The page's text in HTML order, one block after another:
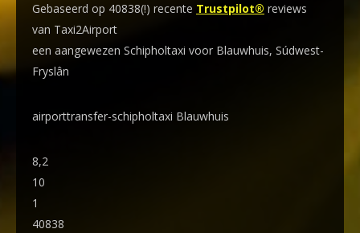
Gebaseerd op 40838(!) recente Trustpilot® reviews
van Taxi2Airport
een aangewezen Schipholtaxi voor Blauwhuis, Súdwest-
Fryslân
airporttransfer-schipholtaxi Blauwhuis
8,2
10
1
40838